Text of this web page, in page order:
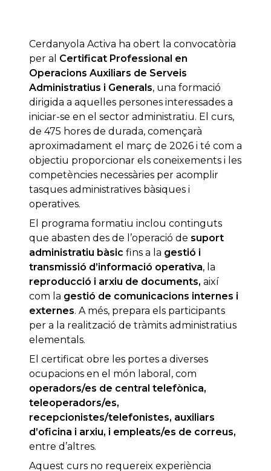
Cerdanyola Activa ha obert la convocatòria
per al Certificat Professional en
Operacions Auxiliars de Serveis
Administratius i Generals, una formació
dirigida a aquelles persones interessades a
iniciar-se en el sector administratiu. El curs,
de 475 hores de durada, començarà
aproximadament el març de 2026 i té com a
objectiu proporcionar els coneixements i les
competències necessàries per acomplir
tasques administratives bàsiques i
operatives.
El programa formatiu inclou continguts
que abasten des de l’operació de suport
administratiu bàsic fins a la gestió i
transmissió d’informació operativa, la
reproducció i arxiu de documents, així
com la gestió de comunicacions internes i
externes. A més, prepara els participants
per a la realització de tràmits administratius
elementals.
El certificat obre les portes a diverses
ocupacions en el món laboral, com
operadors/es de central telefònica,
teleoperadors/es,
recepcionistes/telefonistes, auxiliars
d’oficina i arxiu, i empleats/es de correus,
entre d’altres.
Aquest curs no requereix experiència